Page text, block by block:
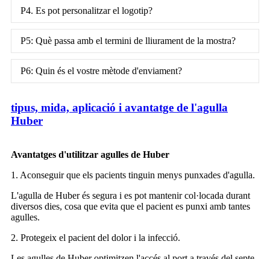
P4. Es pot personalitzar el logotip?
P5: Què passa amb el termini de lliurament de la mostra?
P6: Quin és el vostre mètode d'enviament?
tipus, mida, aplicació i avantatge de l'agulla
Huber
Avantatges d'utilitzar agulles de Huber
1. Aconseguir que els pacients tinguin menys punxades d'agulla.
L'agulla de Huber és segura i es pot mantenir col·locada durant
diversos dies, cosa que evita que el pacient es punxi amb tantes
agulles.
2. Protegeix el pacient del dolor i la infecció.